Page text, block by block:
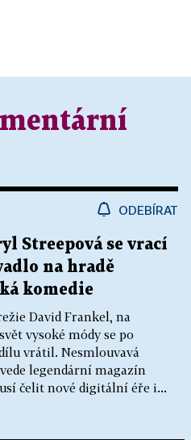
ODEBÍRAT
Streepová se vrací
na hradě
komedie
David Frankel, na
vysoké módy se po
vrátil. Nesmlouvavá
legendární magazín
čelit nové digitální éře i...